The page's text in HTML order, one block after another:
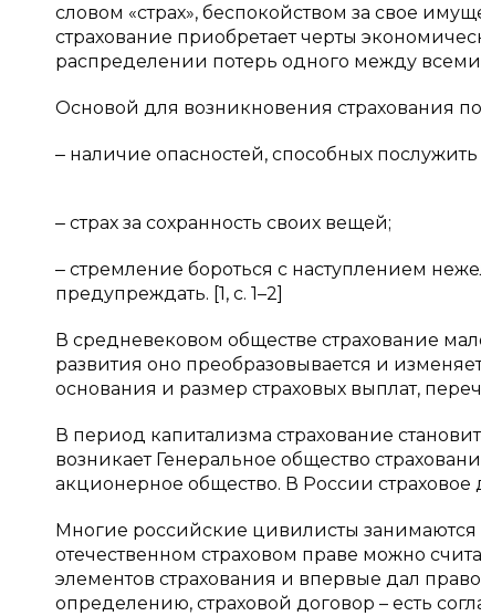
словом «страх», беспокойством за свое
страхование приобретает черты
распределении потерь одного между
Основой для возникновения страхования
‒ наличие опасностей, способных
‒ страх за сохранность своих вещей;
‒ стремление бороться с наступлением
предупреждать. [1, c. 1–2]
В средневековом обществе страхование
развития оно преобразовывается и
основания и размер страховых выплат,
В период капитализма страхование
возникает Генеральное общество
акционерное общество. В России страховое
Многие российские цивилисты
отечественном страховом праве можно
элементов страхования и впервые дал
определению, страховой договор – есть